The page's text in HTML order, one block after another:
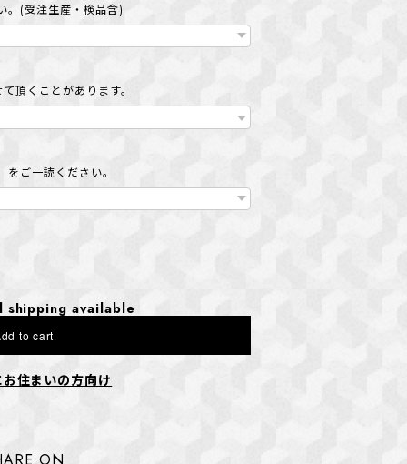
。(受注生産・検品含)
頂くことがあります。
ご一読ください。
shipping available
to cart
住まいの方向け